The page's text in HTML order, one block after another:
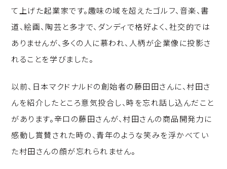
て上げた起業家です。趣味の域を超えたゴルフ、音楽、書
道、絵画、陶芸と多才で、ダンディで格好よく、社交的では
ありませんが、多くの人に慕われ、人柄が企業像に投影さ
れることを学びました。
以前、日本マクドナルドの創始者の藤田田さんに、村田さ
んを紹介したところ意気投合し、時を忘れ話し込んだこと
があります。辛口の藤田さんが、村田さんの商品開発力に
感動し賞賛された時の、青年のような笑みを浮かべてい
た村田さんの顔が忘れられません。